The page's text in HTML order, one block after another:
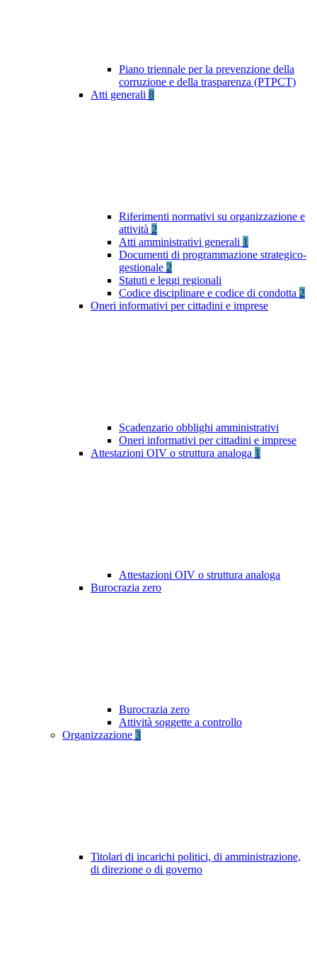
Piano triennale per la prevenzione della
corruzione e della trasparenza (PTPCT)
Atti generali 8
Riferimenti normativi su organizzazione e
attività 2
Atti amministrativi generali 1
Documenti di programmazione strategico-
gestionale 2
Statuti e leggi regionali
Codice disciplinare e codice di condotta 2
Oneri informativi per cittadini e imprese
Scadenzario obblighi amministrativi
Oneri informativi per cittadini e imprese
Attestazioni OIV o struttura analoga 1
Attestazioni OIV o struttura analoga
Burocrazia zero
Burocrazia zero
Attività soggette a controllo
Organizzazione 3
Titolari di incarichi politici, di amministrazione,
di direzione o di governo